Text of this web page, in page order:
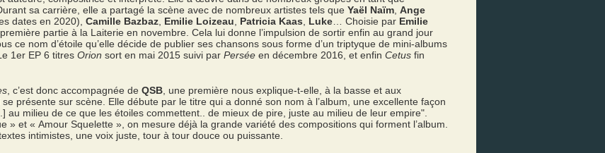
sa carrière, elle a partagé la scène avec de nombreux artistes tels que Yaël Naïm Ange
dates en 2020), Camille Bazbaz Emilie Loizeau Patricia Kaas Luke … Choisie par Emilie
partie à la Laiterie en novembre. Cela lui donne l’impulsion de sortir enfin au grand jour
ce nom d’étoile qu’elle décide de publier ses chansons sous forme d’un triptyque de mini-albums
1er EP 6 titres Orion sort en mai 2015 suivi par Persée en décembre 2016, et enfin Cetus fin
, c’est donc accompagnée de QSB , une première nous explique-t-elle, à la basse et aux
se présente sur scène. Elle débute par le titre qui a donné son nom à l’album, une excellente façon
au milieu de ce que les étoiles commettent.. de mieux de pire, juste au milieu de leur empire".
» et « Amour Squelette », on mesure déjà la grande variété des compositions qui forment l’album.
intimistes, une voix juste, tour à tour douce ou puissante.